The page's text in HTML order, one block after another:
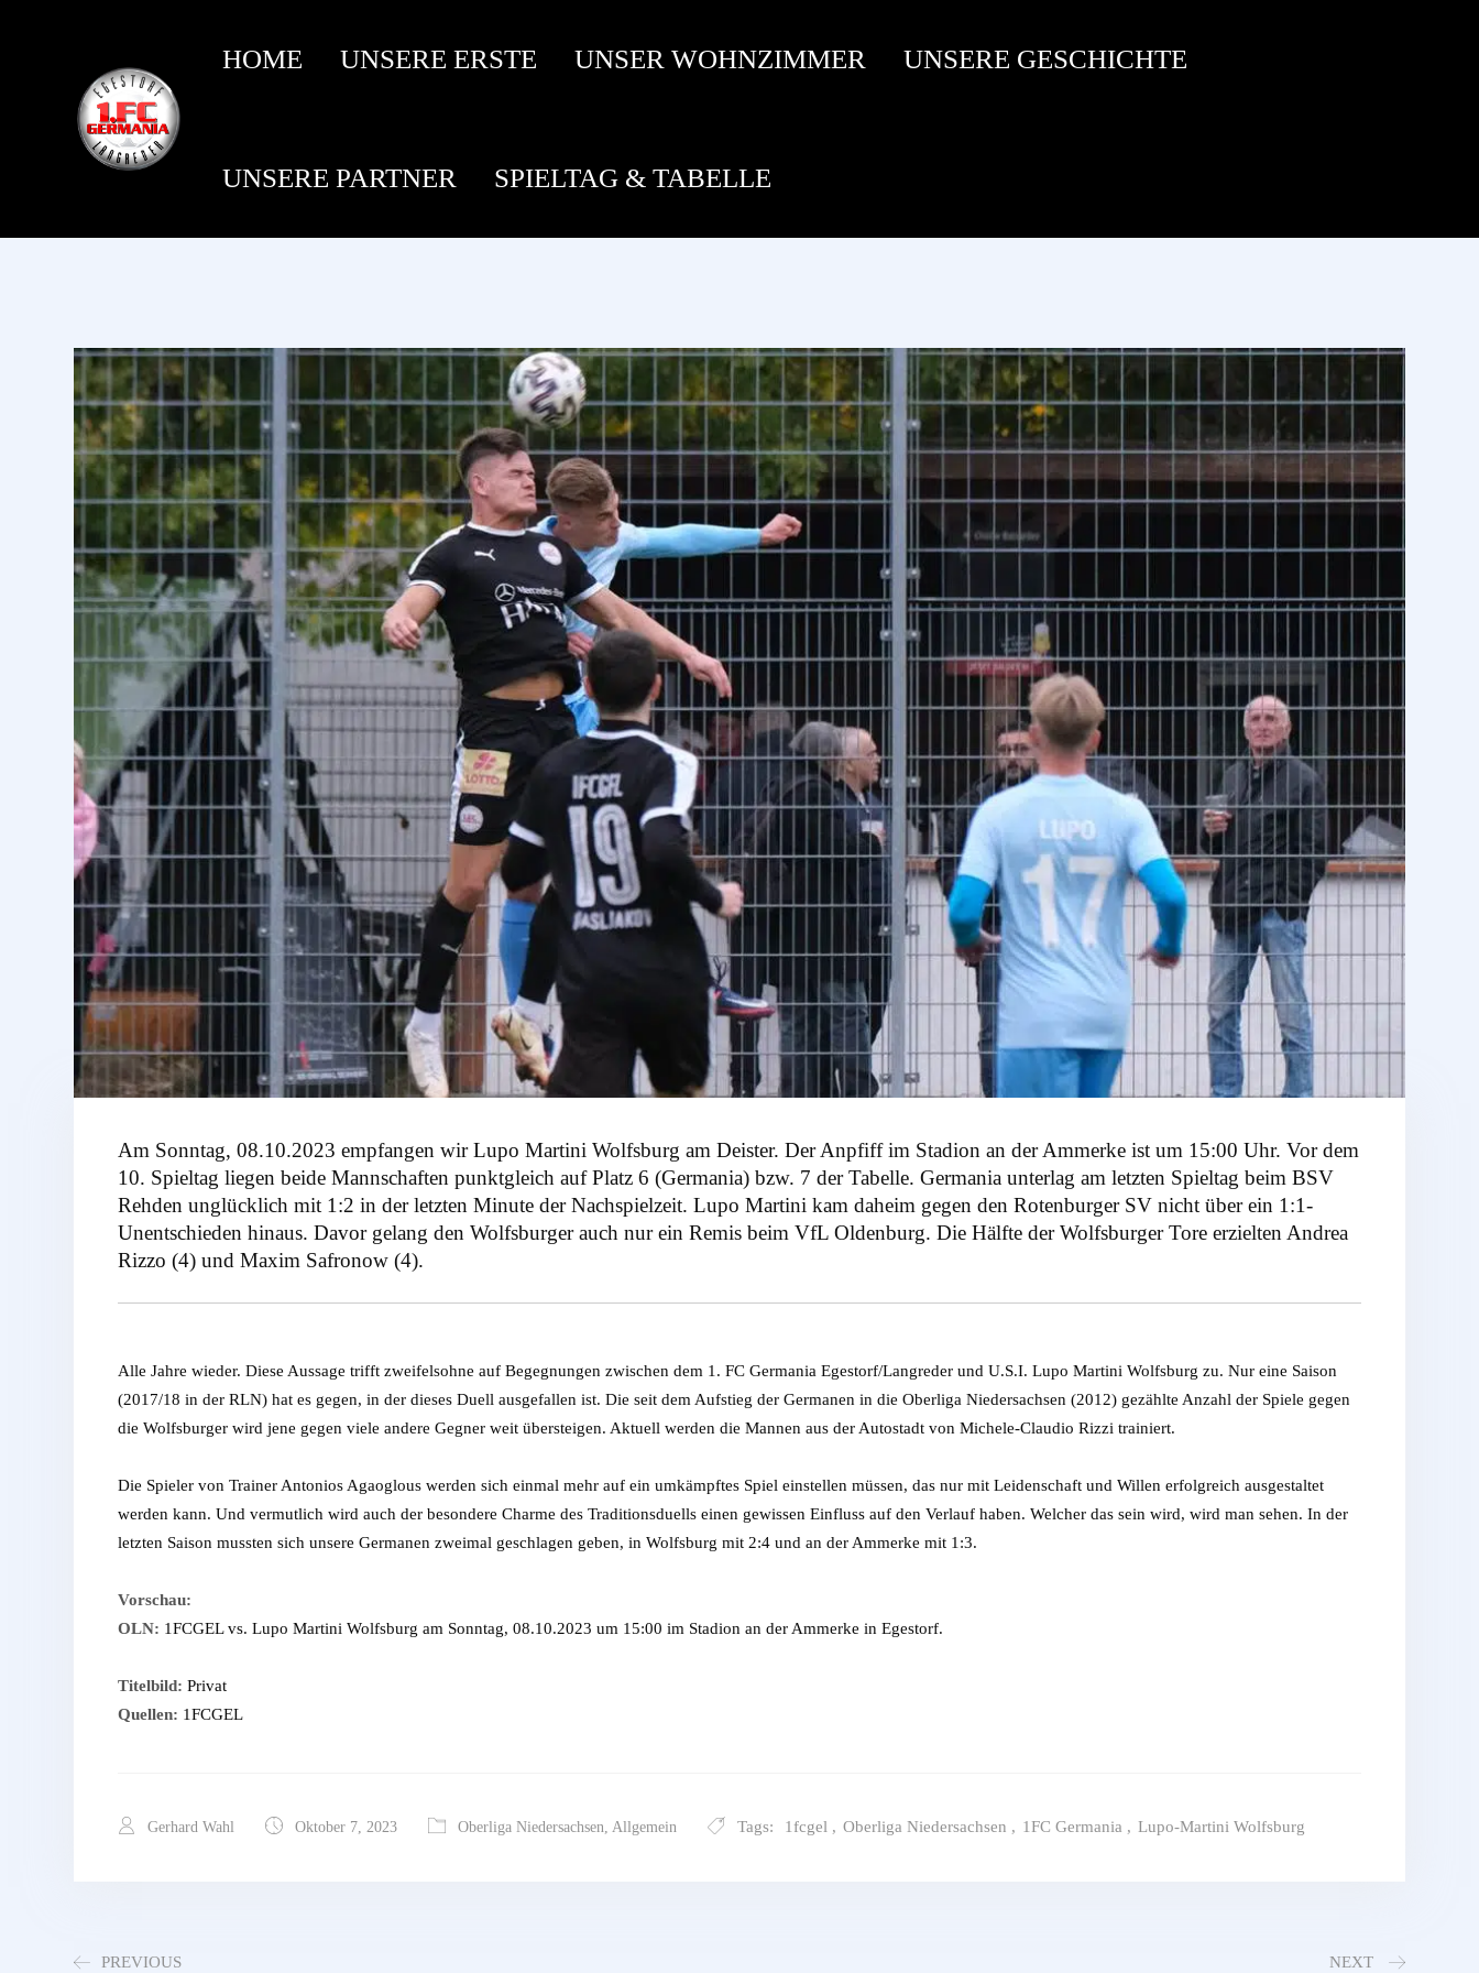
HOME UNSERE ERSTE UNSER WOHNZIMMER UNSERE GESCHICHTE
UNSERE PARTNER SPIELTAG & TABELLE
Am Sonntag, 08.10.2023 empfangen wir Lupo Martini Wolfsburg am Deister. Der Anpfiff im Stadion an der Ammerke ist um 15:00 Uhr. Vor dem
10. Spieltag liegen beide Mannschaften punktgleich auf Platz 6 (Germania) bzw. 7 der Tabelle. Germania unterlag am letzten Spieltag beim BSV
Rehden unglücklich mit 1:2 in der letzten Minute der Nachspielzeit. Lupo Martini kam daheim gegen den Rotenburger SV nicht über ein 1:1-
Unentschieden hinaus. Davor gelang den Wolfsburger auch nur ein Remis beim VfL Oldenburg. Die Hälfte der Wolfsburger Tore erzielten Andrea
Rizzo (4) und Maxim Safronow (4).
Alle Jahre wieder. Diese Aussage trifft zweifelsohne auf Begegnungen zwischen dem 1. FC Germania Egestorf/Langreder und U.S.I. Lupo Martini Wolfsburg zu. Nur eine Saison
(2017/18 in der RLN) hat es gegen, in der dieses Duell ausgefallen ist. Die seit dem Aufstieg der Germanen in die Oberliga Niedersachsen (2012) gezählte Anzahl der Spiele gegen
die Wolfsburger wird jene gegen viele andere Gegner weit übersteigen. Aktuell werden die Mannen aus der Autostadt von Michele-Claudio Rizzi trainiert.
Die Spieler von Trainer Antonios Agaoglous werden sich einmal mehr auf ein umkämpftes Spiel einstellen müssen, das nur mit Leidenschaft und Willen erfolgreich ausgestaltet
werden kann. Und vermutlich wird auch der besondere Charme des Traditionsduells einen gewissen Einfluss auf den Verlauf haben. Welcher das sein wird, wird man sehen. In der
letzten Saison mussten sich unsere Germanen zweimal geschlagen geben, in Wolfsburg mit 2:4 und an der Ammerke mit 1:3.
Vorschau:
OLN: 1FCGEL vs. Lupo Martini Wolfsburg am Sonntag, 08.10.2023 um 15:00 im Stadion an der Ammerke in Egestorf.
Titelbild: Privat
Quellen: 1FCGEL
Gerhard Wahl Oktober 7, 2023 Oberliga Niedersachsen, Allgemein Tags: 1fcgel , Oberliga Niedersachsen , 1FC Germania , Lupo-Martini Wolfsburg
PREVIOUS NEXT